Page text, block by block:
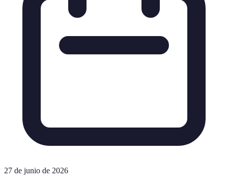
27 de junio de 2026